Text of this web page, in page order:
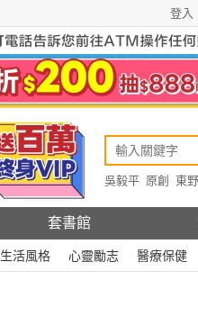
登入
吳毅平 原創 東野
套書館
生活風格 心靈勵志 醫療保健